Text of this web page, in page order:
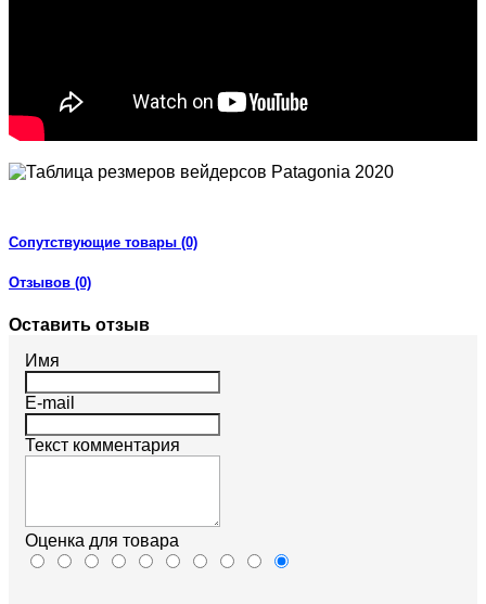
Сопутствующие товары (0)
Отзывов (0)
Оставить отзыв
Имя
E-mail
Текст комментария
Оценка для товара